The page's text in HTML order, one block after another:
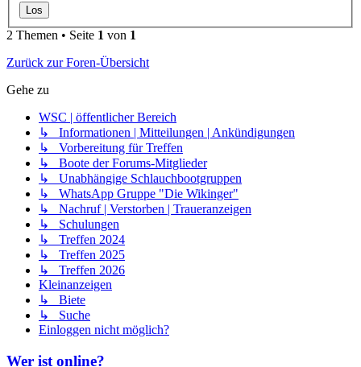
2 Themen • Seite 1 von 1
Zurück zur Foren-Übersicht
Gehe zu
WSC | öffentlicher Bereich
↳ Informationen | Mitteilungen | Ankündigungen
↳ Vorbereitung für Treffen
↳ Boote der Forums-Mitglieder
↳ Unabhängige Schlauchbootgruppen
↳ WhatsApp Gruppe "Die Wikinger"
↳ Nachruf | Verstorben | Traueranzeigen
↳ Schulungen
↳ Treffen 2024
↳ Treffen 2025
↳ Treffen 2026
Kleinanzeigen
↳ Biete
↳ Suche
Einloggen nicht möglich?
Wer ist online?